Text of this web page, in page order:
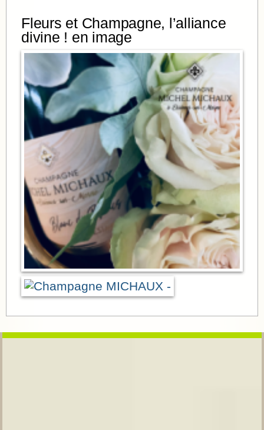
Fleurs et Champagne, l’alliance
divine ! en image